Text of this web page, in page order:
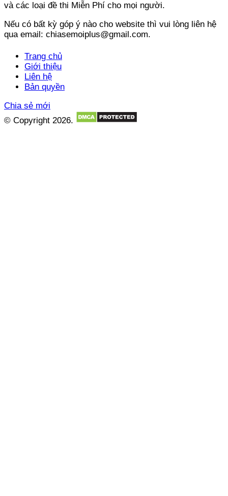
và các loại đề thi Miễn Phí cho mọi người.
Nếu có bất kỳ góp ý nào cho website thì vui lòng liên hệ
qua email: chiasemoiplus@gmail.com.
Trang chủ
Giới thiệu
Liên hệ
Bản quyền
Chia sẻ mới
© Copyright 2026.